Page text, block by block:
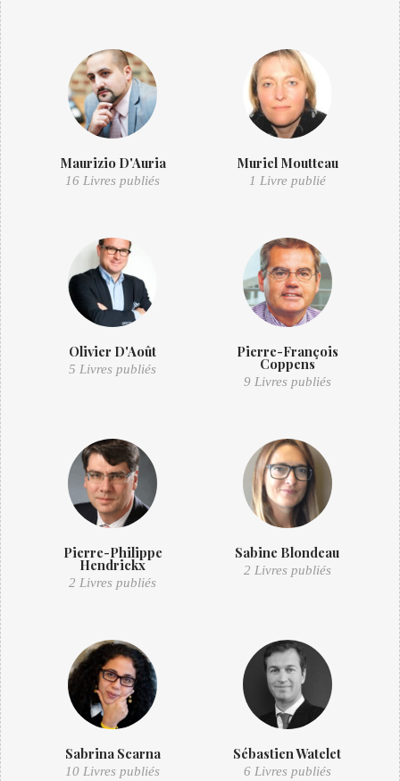
Maurizio D'Auria
16 Livres publiés
Muriel Moutteau
1 Livre publié
Olivier D'Août
5 Livres publiés
Pierre-François
Coppens
9 Livres publiés
Pierre-Philippe
Hendrickx
2 Livres publiés
Sabine Blondeau
2 Livres publiés
Sabrina Scarna
10 Livres publiés
Sébastien Watelet
6 Livres publiés